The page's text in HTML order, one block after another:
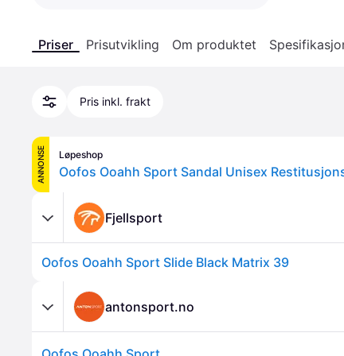
Priser Prisutvikling Om produktet
Pris inkl. frakt
ANNONSE Løpeshop
Oofos Ooahh Sport Sandal Unisex
Fjellsport
Oofos Ooahh Sport Slide Black Matrix 39
antonsport.no